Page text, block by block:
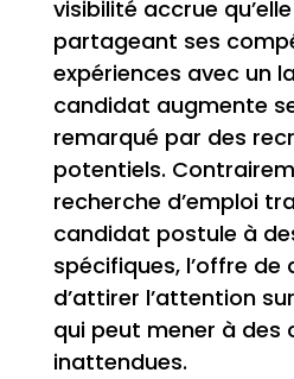
visibilité accrue
partageant ses
expériences avec un
candidat augmente
remarqué par des
potentiels.
recherche d’emploi
candidat postule à
spécifiques, l’offre
d’attirer l’attention
qui peut mener à des
inattendues.